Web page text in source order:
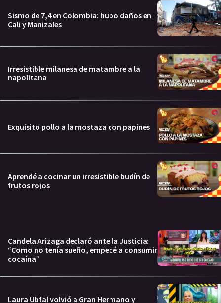
Sismo de 7,4 en Colombia: hubo daños en
Cali y Manizales
Irresistible milanesa de matambre a la
napolitana
Exquisito pollo a la mostaza con papines
Aprendé a cocinar un irresistible budín de
frutos rojos
Candela Arizaga declaró ante la Justicia:
“Como no tenía sueño, empecé a consumir
cocaína”
Laura Ubfal volvió a Gran Hermano y